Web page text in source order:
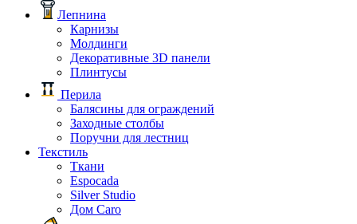
Лепнина
Карнизы
Молдинги
Декоративные 3D панели
Плинтусы
Перила
Балясины для ограждений
Заходные столбы
Поручни для лестниц
Текстиль
Ткани
Espocada
Silver Studio
Дом Caro